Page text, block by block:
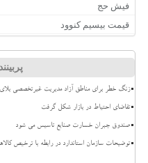
فیش حج
قیمت بیسیم کنوود
زنگ خطر برای مناطق آزاد مدیریت غیرتخصصی
تقاضای احتیاط در بازار شکل گرفت
صندوق جبران خسارت صنایع تاسیس می شود
توضیحات سازمان استاندارد در رابطه با ترخیص